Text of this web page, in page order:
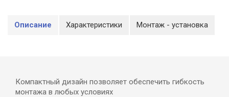
Описание Характеристики Монтаж - установка
Компактный дизайн позволяет обеспечить гибкость
монтажа в любых условиях